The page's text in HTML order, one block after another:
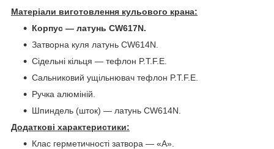
Матеріали виготовлення кульового крана:
Корпус — латунь CW617N.
Затворна куля латунь CW614N.
Сідельні кільця — тефлон P.T.F.E.
Сальниковий ущільнювач тефлон P.T.F.E.
Ручка алюміній.
Шпиндель (шток) — латунь CW614N.
Додаткові характеристики:
Клас герметичності затвора — «А».